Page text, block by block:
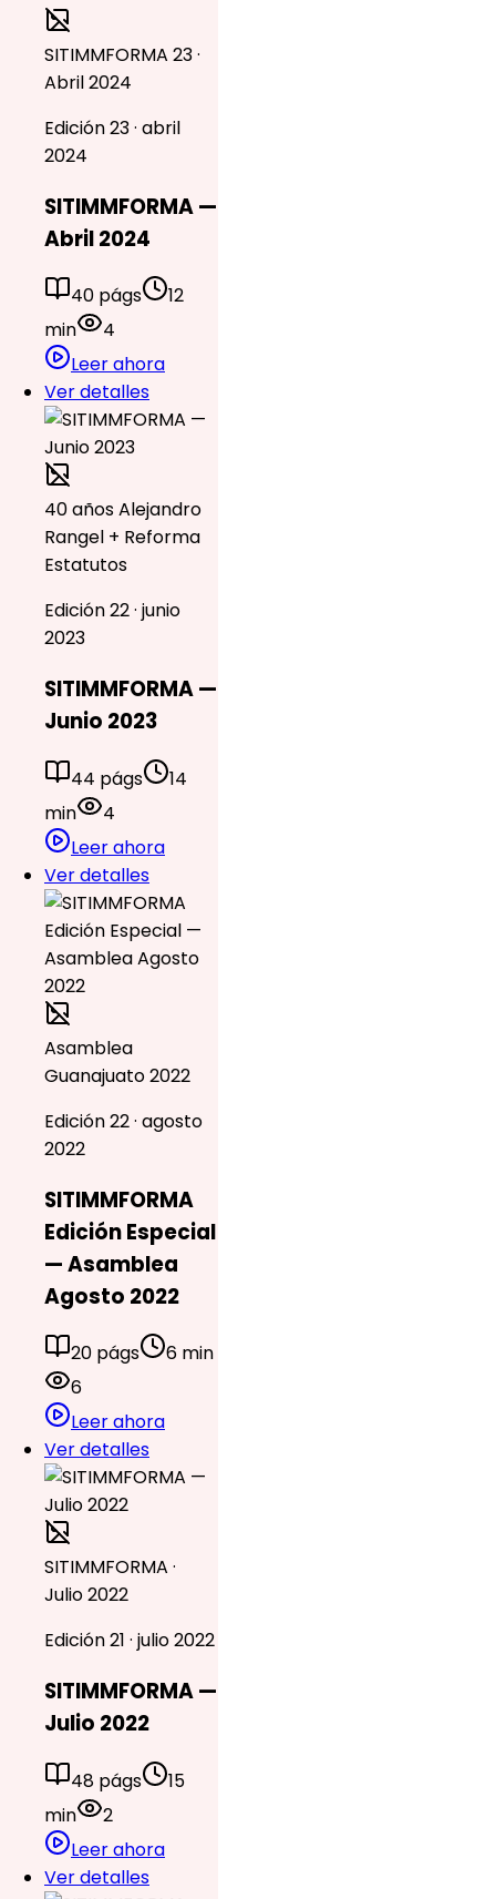
SITIMMFORMA 23 ·
Abril 2024
Edición 23 · abril
2024
SITIMMFORMA —
Abril 2024
40 págs
12
min
4
Leer ahora
Ver detalles
40 años Alejandro
Rangel + Reforma
Estatutos
Edición 22 · junio
2023
SITIMMFORMA —
Junio 2023
44 págs
14
min
4
Leer ahora
Ver detalles
Asamblea
Guanajuato 2022
Edición 22 · agosto
2022
SITIMMFORMA
Edición Especial
— Asamblea
Agosto 2022
20 págs
6 min
6
Leer ahora
Ver detalles
SITIMMFORMA ·
Julio 2022
Edición 21 · julio 2022
SITIMMFORMA —
Julio 2022
48 págs
15
min
2
Leer ahora
Ver detalles